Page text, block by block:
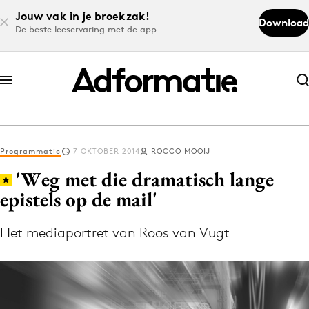
Jouw vak in je broekzak!
De beste leeservaring met de app
Download
Abonneer nu
Abonneer nu
Log in
Volg het laatste nieuws via de Adformatie
Programmatic 7 OKTOBER 2014 ROCCO MOOIJ
'Weg met die dramatisch lange
epistels op de mail'
Het mediaportret van Roos van Vugt